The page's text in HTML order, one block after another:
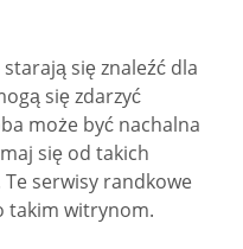
się znaleźć dla
się zdarzyć
może być nachalna
się od takich
Te serwisy randkowe
takim witrynom.